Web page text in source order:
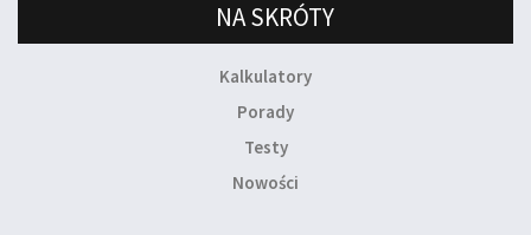
NA SKRÓTY
Kalkulatory
Porady
Testy
Nowości